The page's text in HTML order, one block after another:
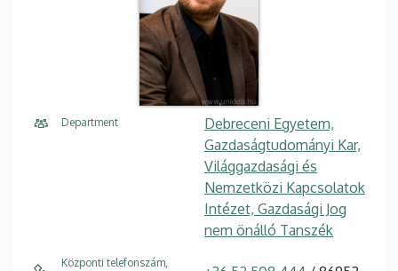
Department
Debreceni Egyetem,
Gazdaságtudományi Kar,
Világgazdasági és
Nemzetközi Kapcsolatok
Intézet, Gazdasági Jog
nem önálló Tanszék
Központi telefonszám,